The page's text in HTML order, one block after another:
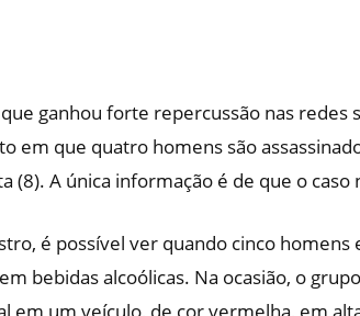
ganhou forte repercussão nas redes
em que quatro homens são
(8). A única informação é de que o
é possível ver quando cinco
bebidas alcoólicas. Na ocasião, o